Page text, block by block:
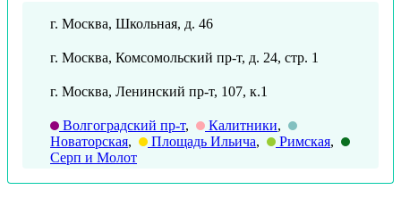
г. Москва, Школьная, д. 46
г. Москва, Комсомольский пр-т, д. 24, стр. 1
г. Москва, Ленинский пр-т, 107, к.1
Волгоградский пр-т, Калитники,
Новаторская, Площадь Ильича, Римская,
Серп и Молот